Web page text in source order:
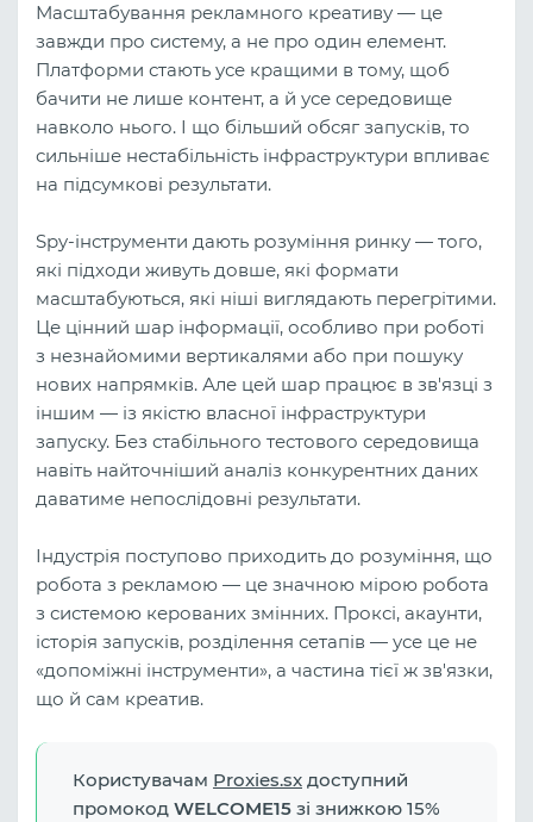
Масштабування рекламного креативу — це
завжди про систему, а не про один елемент.
Платформи стають усе кращими в тому, щоб
бачити не лише контент, а й усе середовище
навколо нього. І що більший обсяг запусків, то
сильніше нестабільність інфраструктури впливає
на підсумкові результати.
Spy-інструменти дають розуміння ринку — того,
які підходи живуть довше, які формати
масштабуються, які ніші виглядають перегрітими.
Це цінний шар інформації, особливо при роботі
з незнайомими вертикалями або при пошуку
нових напрямків. Але цей шар працює в зв'язці з
іншим — із якістю власної інфраструктури
запуску. Без стабільного тестового середовища
навіть найточніший аналіз конкурентних даних
даватиме непослідовні результати.
Індустрія поступово приходить до розуміння, що
робота з рекламою — це значною мірою робота
з системою керованих змінних. Проксі, акаунти,
історія запусків, розділення сетапів — усе це не
«допоміжні інструменти», а частина тієї ж зв'язки,
що й сам креатив.
Користувачам Proxies.sx доступний
промокод WELCOME15 зі знижкою 15%